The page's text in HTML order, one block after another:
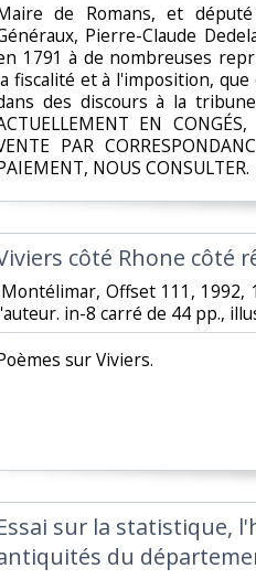
de Romans, et
Pierre-Claude
1791 à de nombreuses
fiscalité et à l'imposition,
des discours à la
EN
PAR
NOUS CONSULTER.‎
côté Rhone côté
Montélimar, Offset 111,
in-8 carré de 44 pp.,
sur Viviers.
sur la statistique,
du